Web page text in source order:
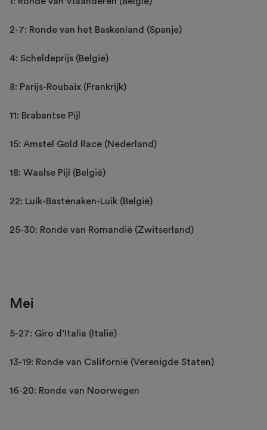
2-7: Ronde van het Baskenland (Spanje)
4: Scheldeprijs (België)
8: Parijs-Roubaix (Frankrijk)
11: Brabantse Pijl
15: Amstel Gold Race (Nederland)
18: Waalse Pijl (België)
22: Luik-Bastenaken-Luik (België)
25-30: Ronde van Romandië (Zwitserland)
Mei
5-27: Giro d’Italia (Italië)
13-19: Ronde van Californië (Verenigde Staten)
16-20: Ronde van Noorwegen